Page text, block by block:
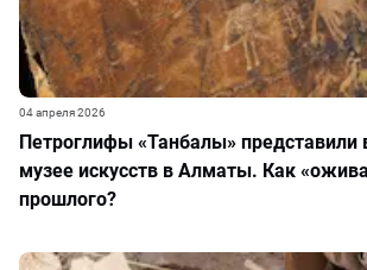
Петроглифы «Танбалы» представили
музее искусств в Алматы. Как
прошлого?
04 апреля 2026